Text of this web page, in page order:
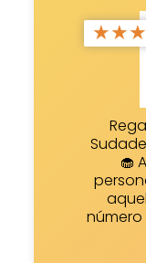
★★★
🧁
número